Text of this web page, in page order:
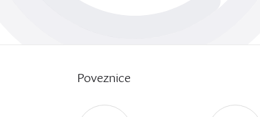
Poveznice